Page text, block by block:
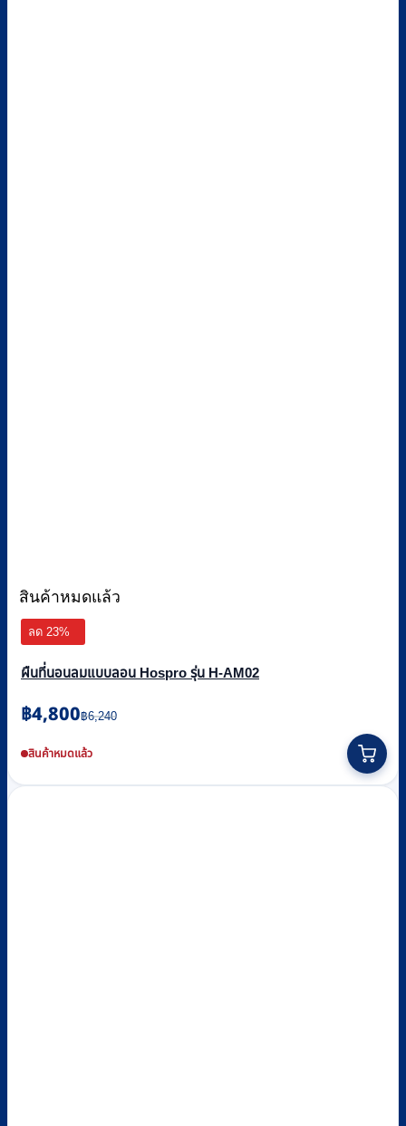
สินค้าหมดแล้ว
ลด 23%
ผืนที่นอนลมแบบลอน Hospro รุ่น H-AM02
฿6,240
Original
price
was:
฿4,800
Current
price
is:สินค้าหมดแล้ว